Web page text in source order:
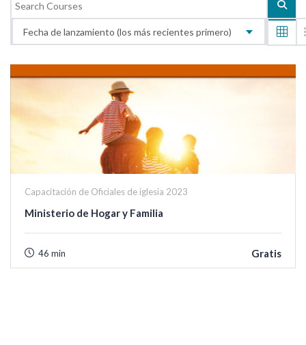
Fecha de lanzamiento (los más recientes primero)
Capacitación de Oficiales de iglesia 2023
Ministerio de Hogar y Familia
46 min Gratis